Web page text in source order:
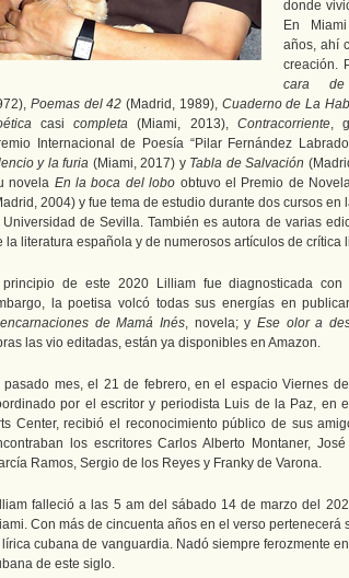
donde
En
años, ahí
creación.
cara
Poemas del 42 (Madrid, 1989), Cuaderno de La
casicompleta(Miami, 2013), Contracorriente,
Internacional de Poesía “Pilar Fernández
y la furia (Miami, 2017) y Tabla de Salvación
novela En la boca del lobo obtuvo el Premio de
2004) y fue tema de estudio durante dos cursos en
Universidad de Sevilla. También es autora de varias
la literatura española y de numerosos artículos de crítica
de este 2020 Lilliam fue diagnosticada con
la poetisa volcó todas sus energías en
de Mamá Inés, novela; y Ese olor a
las vio editadas, están ya disponibles en Amazon.
pasado mes, el 21 de febrero, en el espacio Viernes
por el escritor y periodista Luis de la Paz, en
Center, recibió el reconocimiento público de sus
los escritores Carlos Alberto Montaner,
Ramos, Sergio de los Reyes y Franky de Varona.
falleció a las 5 am del sábado 14 de marzo del
Con más de cincuenta años en el verso pertenecerá
lírica cubana de vanguardia. Nadó siempre ferozmente
de este siglo.